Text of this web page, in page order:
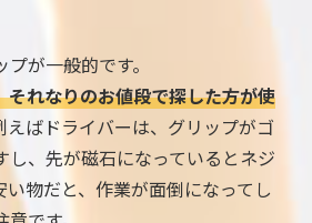
が一般的です。
それなりのお値段で探した方が使
えばドライバーは、グリップがゴ
し、先が磁石になっているとネジ
物だと、作業が面倒になってし